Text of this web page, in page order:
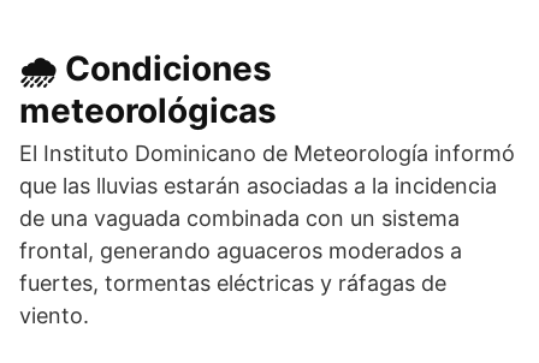
🌧️ Condiciones
meteorológicas
El Instituto Dominicano de Meteorología informó
que las lluvias estarán asociadas a la incidencia
de una vaguada combinada con un sistema
frontal, generando aguaceros moderados a
fuertes, tormentas eléctricas y ráfagas de
viento.